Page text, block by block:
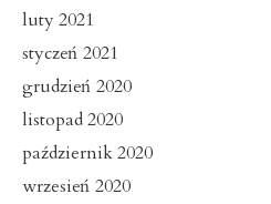
luty 2021
styczeń 2021
grudzień 2020
listopad 2020
październik 2020
wrzesień 2020